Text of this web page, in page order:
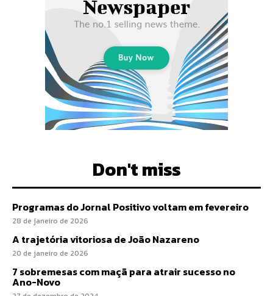
Don't miss
Programas do Jornal Positivo voltam em fevereiro
28 de janeiro de 2026
A trajetória vitoriosa de João Nazareno
20 de janeiro de 2026
7 sobremesas com maçã para atrair sucesso no
Ano-Novo